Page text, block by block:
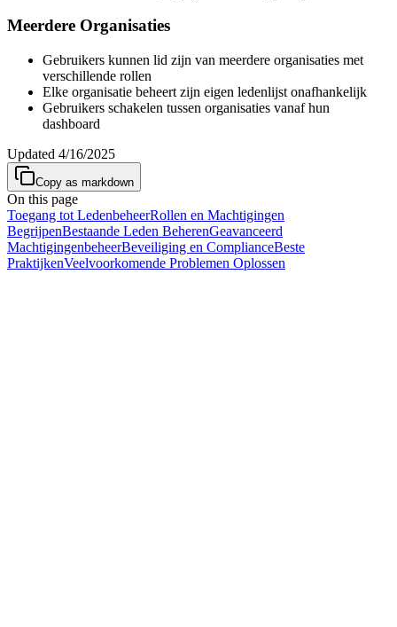
Meerdere Organisaties
Gebruikers kunnen lid zijn van meerdere organisaties met
verschillende rollen
Elke organisatie beheert zijn eigen ledenlijst onafhankelijk
Gebruikers schakelen tussen organisaties vanaf hun
dashboard
Updated 4/16/2025
Copy as markdown
On this page
Toegang tot LedenbeheerRollen en Machtigingen
BegrijpenBestaande Leden BeherenGeavanceerd
MachtigingenbeheerBeveiliging en ComplianceBeste
PraktijkenVeelvoorkomende Problemen Oplossen